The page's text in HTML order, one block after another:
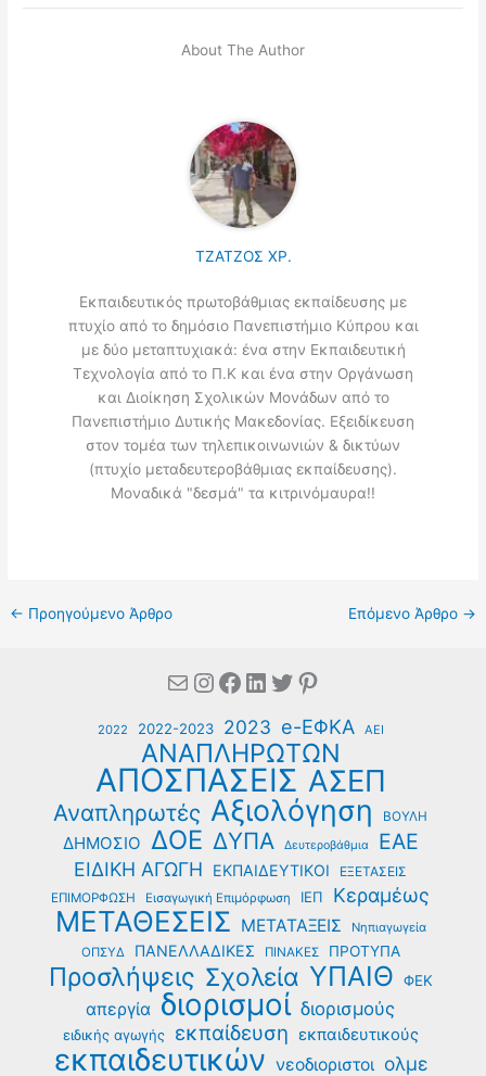
About The Author
ΤΖΑΤΖΟΣ ΧΡ.
Εκπαιδευτικός πρωτοβάθμιας εκπαίδευσης με
πτυχίο από το δημόσιο Πανεπιστήμιο Κύπρου και
με δύο μεταπτυχιακά: ένα στην Εκπαιδευτική
Τεχνολογία από το Π.Κ και ένα στην Οργάνωση
και Διοίκηση Σχολικών Μονάδων από το
Πανεπιστήμιο Δυτικής Μακεδονίας. Εξειδίκευση
στον τομέα των τηλεπικοινωνιών & δικτύων
(πτυχίο μεταδευτεροβάθμιας εκπαίδευσης).
Μοναδικά "δεσμά" τα κιτρινόμαυρα!!
← Προηγούμενο Άρθρο Επόμενο Άρθρο →
MailInstagram
Facebook
Linkedin
Twitter
Pinterest
2022 2022-2023 2023 e-ΕΦΚΑ ΑΕΙ
ΑΝΑΠΛΗΡΩΤΩΝ
ΑΠΟΣΠΑΣΕΙΣ ΑΣΕΠ
Αναπληρωτές Αξιολόγηση ΒΟΥΛΗ
ΔΗΜΟΣΙΟ ΔΟΕ ΔΥΠΑ Δευτεροβάθμια ΕΑΕ
ΕΙΔΙΚΗ ΑΓΩΓΗ ΕΚΠΑΙΔΕΥΤΙΚΟΙ ΕΞΕΤΑΣΕΙΣ
ΕΠΙΜΟΡΦΩΣΗ Εισαγωγική Επιμόρφωση ΙΕΠ Κεραμέως
ΜΕΤΑΘΕΣΕΙΣ ΜΕΤΑΤΑΞΕΙΣ
Νηπιαγωγεία
ΟΠΣΥΔ
ΠΑΝΕΛΛΑΔΙΚΕΣ ΠΙΝΑΚΕΣ ΠΡΟΤΥΠΑ
Προσλήψεις Σχολεία ΥΠΑΙΘ ΦΕΚ
απεργία διορισμοί διορισμούς
ειδικής αγωγής εκπαίδευση εκπαιδευτικούς
εκπαιδευτικών νεοδιοριστοι ολμε